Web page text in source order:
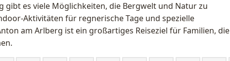
gibt es viele Möglichkeiten, die Bergwelt und Natur zu
Aktivitäten für regnerische Tage und spezielle
am Arlberg ist ein großartiges Reiseziel für Familien, die